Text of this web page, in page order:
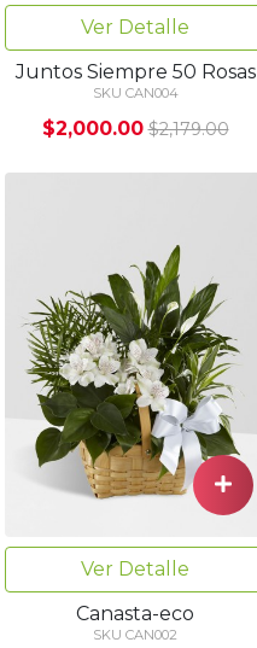
Ver Detalle
Juntos Siempre 50 Rosas
SKU CAN004
$2,000.00 $2,179.00
Ver Detalle
Canasta-eco
SKU CAN002